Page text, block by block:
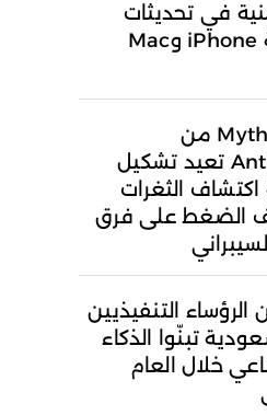
في تحديثات
لأنظمة iPhone وMac
أداة Mythos من
Anthropic تعيد تشكيل
الثغرات
الضغط على فرق
من الرؤساء التنفيذيين
تبنّوا الذكاء
خلال العام